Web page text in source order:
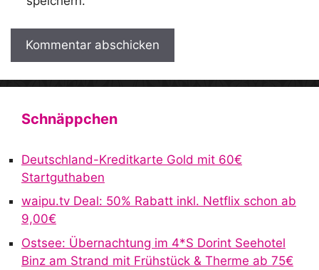
A
n
t
Schnäppchen
Deutschland-Kreditkarte Gold mit 60€
Startguthaben
waipu.tv Deal: 50% Rabatt inkl. Netflix schon ab
9,00€
Ostsee: Übernachtung im 4*S Dorint Seehotel
Binz am Strand mit Frühstück & Therme ab 75€